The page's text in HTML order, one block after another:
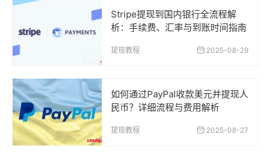
Stripe提现到国内银行全流程解
析：手续费、汇率与到账时间指南
提现教程 2025-08-29
如何通过PayPal收款美元并提现人
民币？详细流程与费用解析
提现教程 2025-08-27